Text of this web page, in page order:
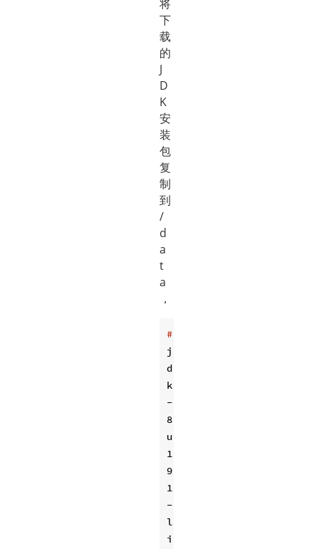
将
下
载
的
J
D
K
安
装
包
复
制
到
/
d
a
t
a
，
#
j
d
k
-
8
u
1
9
1
-
l
i